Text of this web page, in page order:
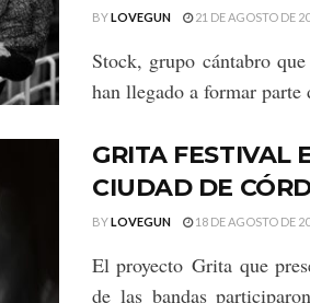
BYLOVEGUN 21 DE AGOSTO DE
Stock, grupo cántabro
han llegado a formar parte
GRITA FESTIVAL
CIUDAD DE
BYLOVEGUN 18 DE AGOSTO DE
El proyecto Grita que
de las bandas